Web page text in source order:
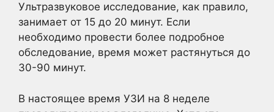
Ультразвуковое исследование, как правило,
занимает от 15 до 20 минут. Если
необходимо провести более подробное
обследование, время может растянуться до
30-90 минут.
В настоящее время УЗИ на 8 неделе